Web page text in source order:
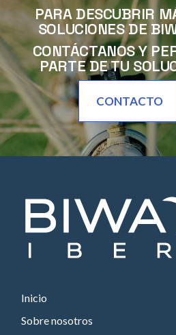
PARA DESCUBRIR
SOLUCIONES DE
CONTÁCTANOS Y
PARTE DE TU
CONTACTO
Inicio
Sobre nosotros